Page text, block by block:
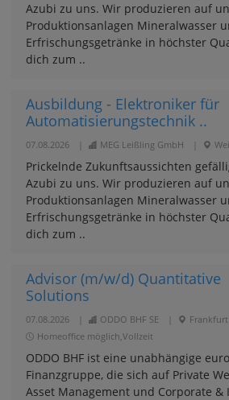
Azubi zu uns. Wir produzieren auf
Produktionsanlagen Mineralwasser
Erfrischungsgetränke in höchster
dich zum ..
Ausbildung - Elektroniker für
Automatisierungstechnik ..
07.08.2026 MEG Leißling GmbH
Prickelnde Zukunftsaussichten
Azubi zu uns. Wir produzieren auf
Produktionsanlagen Mineralwasser
Erfrischungsgetränke in höchster
dich zum ..
Advisor (m/w/d) Quantitative
Solutions
07.08.2026 ODDO BHF SE
Homeoffice möglich,Vollzeit
ODDO BHF ist eine unabhängige
Finanzgruppe, die sich auf Private
Asset Management und Corporate &